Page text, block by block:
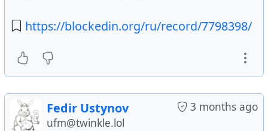
https://blockedin.org/ru/record/7798398/
3 months ago
Fedir Ustynov
ufm@twinkle.lol